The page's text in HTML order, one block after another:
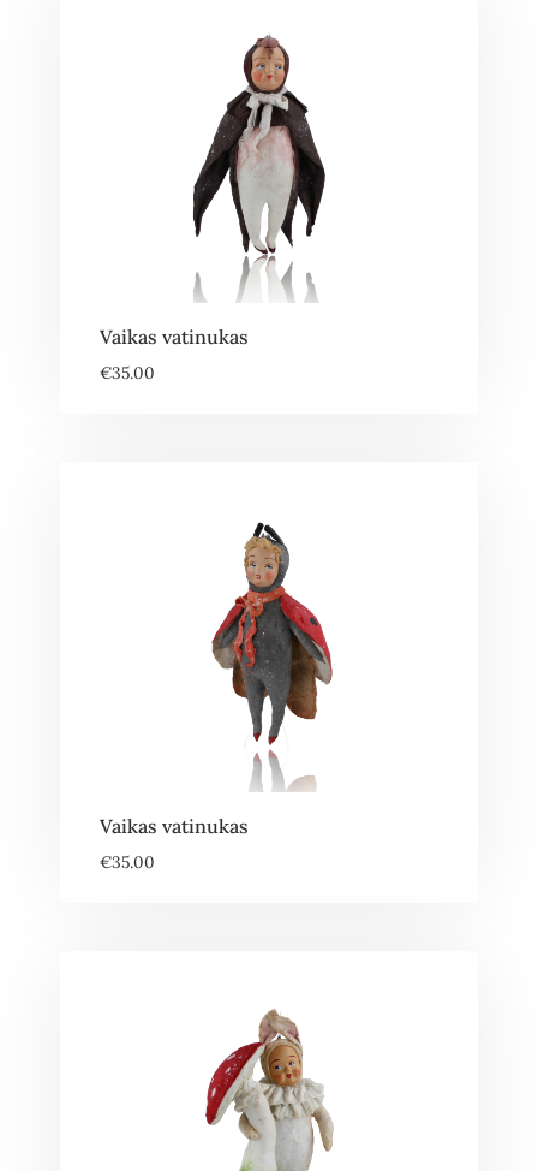
Vaikas vatinukas
€35.00
Vaikas vatinukas
€35.00